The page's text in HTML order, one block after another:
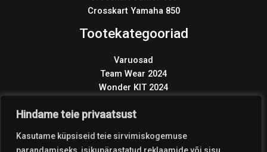
Hindame teie privaatsust
Kasutame küpsiseid teie sirvimiskogemuse
Crosskart Yamaha 850
Tootekategooriad
Varuosad
Team Wear 2024
Wonder KIT 2024
Products